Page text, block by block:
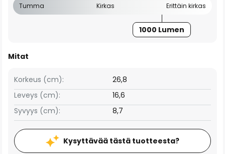
Tumma Kirkas Erittäin kirkas
1000 Lumen
Mitat
Leveys (cm): 16,6
Korkeus (cm): 26,8
Syvyys (cm): 8,7
Kysyttävää tästä tuotteesta?